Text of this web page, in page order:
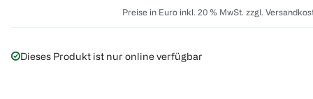
Preise in Euro inkl. 20 % MwSt. zzgl.
Dieses Produkt ist nur online verfügbar